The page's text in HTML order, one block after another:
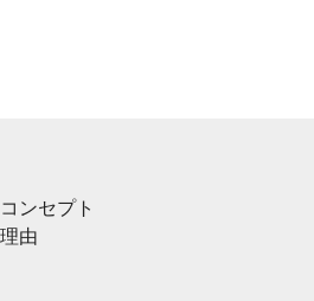
ンセプト
由